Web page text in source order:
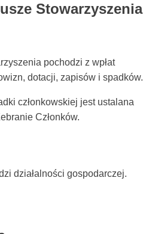
Stowarzyszenia
pochodzi z wpłat
dotacji, zapisów i spadków.
członkowskiej jest ustalana
Członków.
działalności gospodarczej.